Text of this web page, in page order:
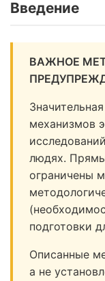
Введение
ВАЖНОЕ
механизмов
людях.
ограничены
подготовки
Описанные
а не